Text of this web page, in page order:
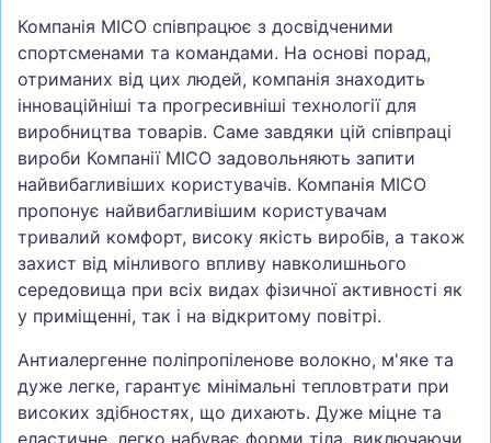
Компанія MICO співпрацює з досвідченими
спортсменами та командами. На основі порад,
отриманих від цих людей, компанія знаходить
інноваційніші та прогресивніші технології для
виробництва товарів. Саме завдяки цій співпраці
вироби Компанії MICO задовольняють запити
найвибагливіших користувачів. Компанія MICO
пропонує найвибагливішим користувачам
тривалий комфорт, високу якість виробів, а також
захист від мінливого впливу навколишнього
середовища при всіх видах фізичної активності як
у приміщенні, так і на відкритому повітрі.
Антиалергенне поліпропіленове волокно, м'яке та
дуже легке, гарантує мінімальні тепловтрати при
високих здібностях, що дихають. Дуже міцне та
еластичне, легко набуває форми тіла, виключаючи